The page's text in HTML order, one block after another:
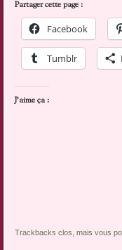
Partager cette page :
Facebook
Tumblr
J’aime ça :
Trackbacks clos, mais vous